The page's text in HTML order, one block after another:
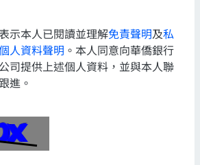
示本人已閱讀並理解免責聲明及私
人資料聲明 。本人同意向華僑銀行
司提供上述個人資料，並與本人聯
進。